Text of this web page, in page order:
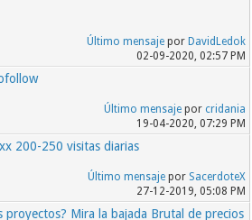
forum
forum
forums
Último mensajepor DavidLedok
02-09-2020, 02:57 PM
Último mensajepor cridania
19-04-2020, 07:29 PM
200-250 visitas diarias
Último mensajepor SacerdoteX
27-12-2019, 05:08 PM
proyectos? Mira la bajada Brutal de precios